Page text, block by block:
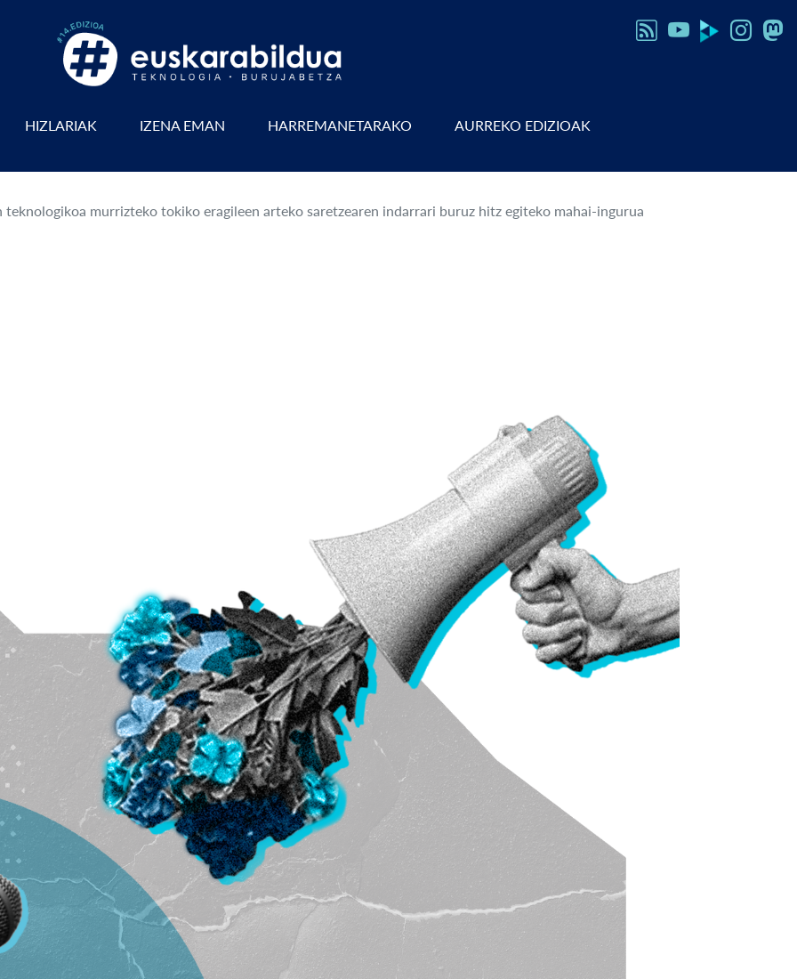
HIZLARIAK IZENA EMAN HARREMANETARAKO AURREKO EDIZIOAK
teknologikoa murrizteko tokiko eragileen arteko saretzearen indarrari buruz hitz egiteko mahai-ingurua